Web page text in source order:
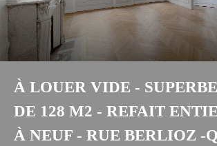
À LOUER VIDE -
DE 128 M2 - REFAIT
À NEUF - RUE BERLIOZ -